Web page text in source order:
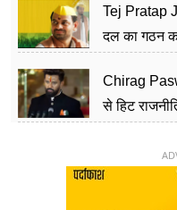
Tej Pratap
दल का गठन
Chirag
से हिट